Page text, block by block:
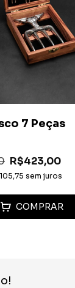
7 Peças
R$423,00
sem juros
COMPRAR